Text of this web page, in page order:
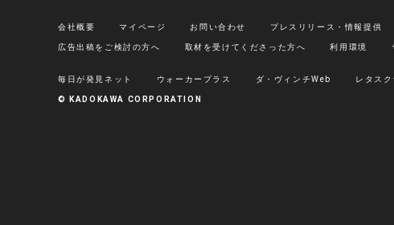
会社概要 マイページ お問い合わせ プレスリリース・情報提供
広告出稿をご検討の方へ 取材を受けてくださった方へ 利用環境
毎日が発見ネット ウォーカープラス ダ・ヴィンチWeb レタスク
© KADOKAWA CORPORATION